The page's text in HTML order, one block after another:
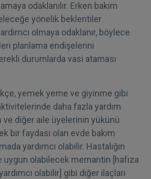
odaklanılır. Erken bakım
yönelik beklentiler
olmaya odaklanır, böylece
planlama endişelerini
durumlarda vasi ataması
yemek yeme ve giyinme gibi
daha fazla yardım
ve diğer aile üyelerinin yükünü
bir faydası olan evde bakım
yardımcı olabilir. Hastalığın
uygun olabilecek memantin [hafıza
olabilir] gibi diğer ilaçları